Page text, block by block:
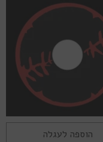
הוספה לעגלה